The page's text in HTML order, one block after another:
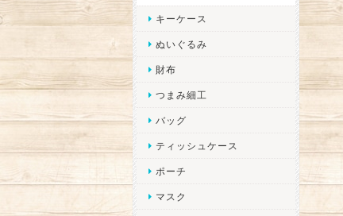
キーケース
ぬいぐるみ
財布
つまみ細工
バッグ
ティッシュケース
ポーチ
マスク